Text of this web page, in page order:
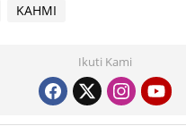
KAHMI
Ikuti Kami